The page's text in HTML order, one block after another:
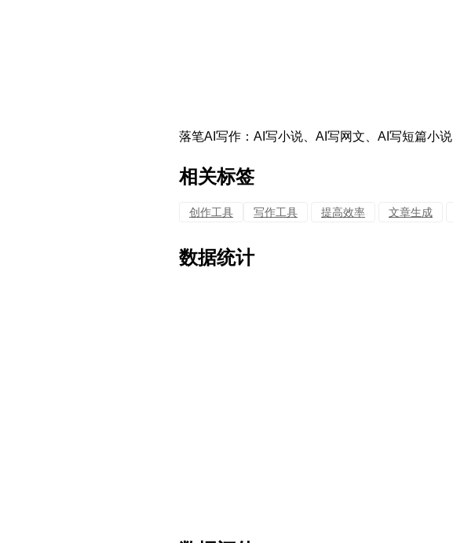
落笔AI写作：AI写小说、AI写网文、AI写短篇小说
相关标签
创作工具 写作工具 提高效率 文章生成
数据统计